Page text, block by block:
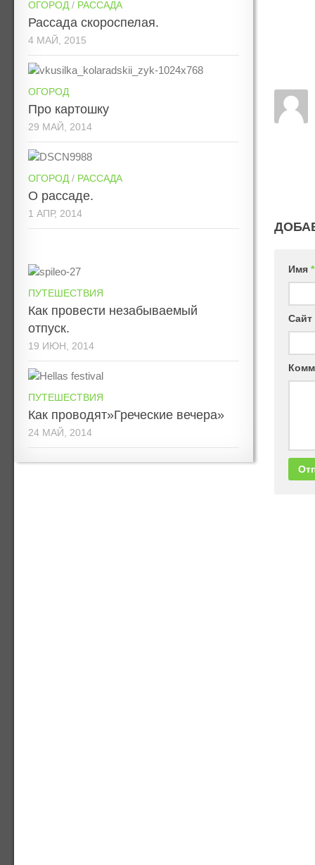
Имя *
Сайт
ОГОРОД / РАССАДА
Рассада скороспелая.
4 МАЙ, 2015
ОГОРОД
Про картошку
29 МАЙ, 2014
ОГОРОД / РАССАДА
О рассаде.
1 АПР, 2014
ПУТЕШЕСТВИЯ
Как провести незабываемый
отпуск.
19 ИЮН, 2014
ПУТЕШЕСТВИЯ
Как проводят»Греческие вечера»
24 МАЙ, 2014